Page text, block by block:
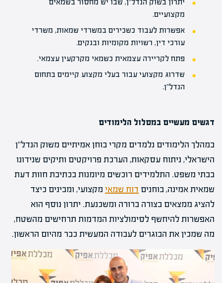
מקצועיים.
אפשרות לעבוד כשכירים במשרדי שמאות, משרדי
עורכי דין, רשויות מקומיות ובנקים.
פתח לקריירה עצמאית כשמאי מקרקעין עצמאי.
שדרוג מקצועי עבור בעלי מקצוע קיימים בתחום
הנדל"ן.
דגשים מעשיים במסלול הלימודים
במהלך הלימודים נלמדים מקרי בוחן אמיתיים משוק הנדל"ן
הישראלי, ניתוח עסקאות, הערכת פרויקטים ותיקים שנידונו
בבתי משפט. התלמידים רוכשים מיומנות בכתיבת חוות דעת
שמאית אמינה, בוחנים דוח שמאי מקצועי, ומבינים כיצד
להציג ממצאים בצורה ברורה ומשכנעת. יתרון נוסף הוא
האפשרות להיחשף לסימולציות המדמות תרחישים מהשטח,
מה שמכין את הבוגרים לעבודה המעשית כבר מהיום הראשון.